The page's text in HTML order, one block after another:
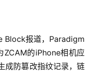
Block报道，Paradigm
的iPhone相机应
成防篡改指纹记录，链